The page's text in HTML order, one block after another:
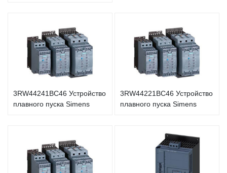
3RW44241BC46 Устройство
плавного пуска Simens
3RW44221BC46 Устройство
плавного пуска Simens